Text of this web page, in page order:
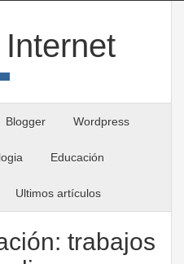
Blogger Wordpress
Educación
Ultimos artículos
trabajos